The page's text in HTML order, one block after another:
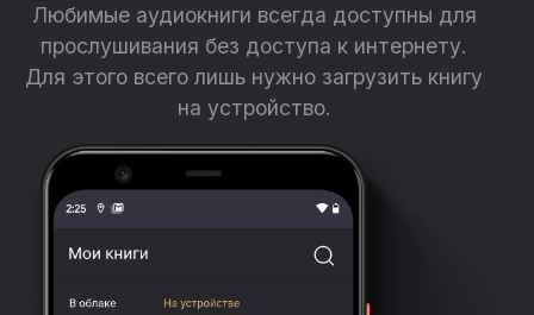
Любимые аудиокниги всегда доступны для
прослушивания без доступа к интернету.
Для этого всего лишь нужно загрузить книгу
на устройство.